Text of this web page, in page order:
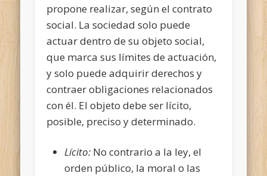
propone realizar, según el contrato
social. La sociedad solo puede
actuar dentro de su objeto social,
que marca sus límites de actuación,
y solo puede adquirir derechos y
contraer obligaciones relacionados
con él. El objeto debe ser lícito,
posible, preciso y determinado.
Lícito: No contrario a la ley, el
orden público, la moral o las